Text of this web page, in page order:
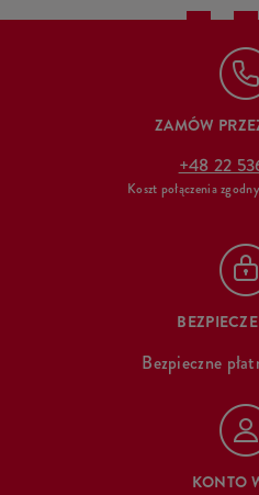
ZAMÓW
+48 22
Koszt połączenia
Bezpieczne
KONTO